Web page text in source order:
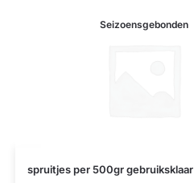
Seizoensgebonden
spruitjes per 500gr gebruiksklaar